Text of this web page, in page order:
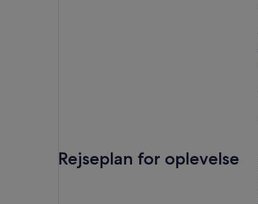
Rejseplan for oplevelse